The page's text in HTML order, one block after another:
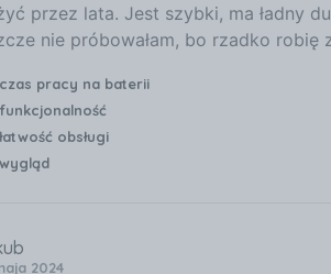
przez lata. Jest szybki, ma ładny
nie próbowałam, bo rzadko
czas pracy na baterii
funkcjonalność
łatwość obsługi
wygląd
2024